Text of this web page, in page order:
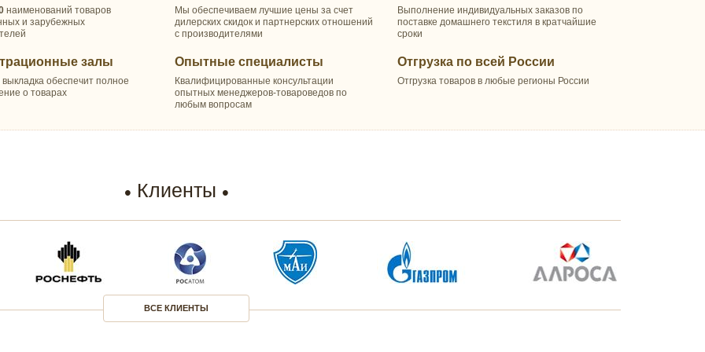
наименований товаров
и зарубежных
залы
обеспечит полное
о товарах
Мы обеспечиваем лучшие цены за счет
дилерских скидок и партнерских отношений
с производителями
Опытные специалисты
Квалифицированные консультации
опытных менеджеров-товароведов по
любым вопросам
Выполнение индивидуальных заказов по
поставке домашнего текстиля в кратчайшие
сроки
Отгрузка по всей России
Отгрузка товаров в любые регионы России
Клиенты
ВСЕ КЛИЕНТЫ